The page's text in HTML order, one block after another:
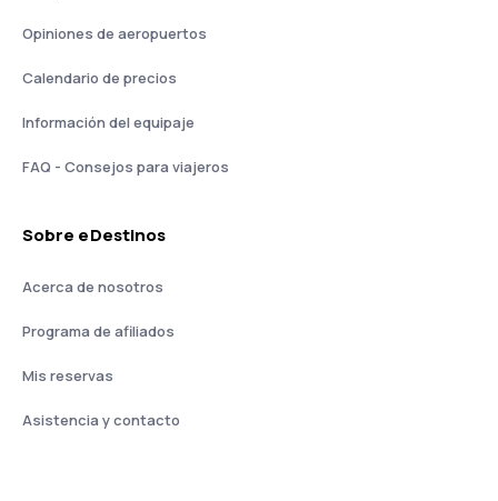
Opiniones de aeropuertos
Calendario de precios
Información del equipaje
FAQ - Consejos para viajeros
Sobre eDestinos
Acerca de nosotros
Programa de afiliados
Mis reservas
Asistencia y contacto